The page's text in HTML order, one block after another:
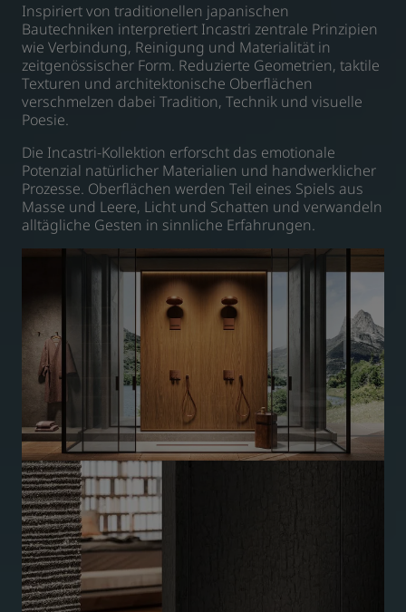
Inspiriert von traditionellen japanischen
Bautechniken interpretiert Incastri zentrale Prinzipien
wie Verbindung, Reinigung und Materialität in
zeitgenössischer Form. Reduzierte Geometrien, taktile
Texturen und architektonische Oberflächen
verschmelzen dabei Tradition, Technik und visuelle
Poesie.
Die Incastri-Kollektion erforscht das emotionale
Potenzial natürlicher Materialien und handwerklicher
Prozesse. Oberflächen werden Teil eines Spiels aus
Masse und Leere, Licht und Schatten und verwandeln
alltägliche Gesten in sinnliche Erfahrungen.